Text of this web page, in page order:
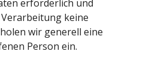
erforderlich und
keine
wir generell eine
Person ein.